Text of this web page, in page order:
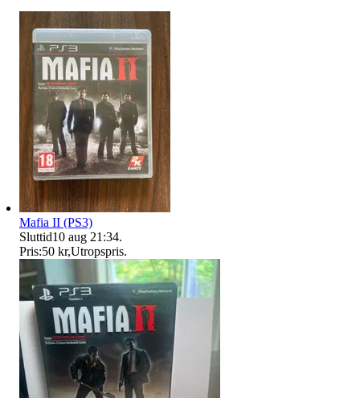
Mafia II (PS3)
Sluttid10 aug 21:34.
Pris:50 kr,Utropspris.